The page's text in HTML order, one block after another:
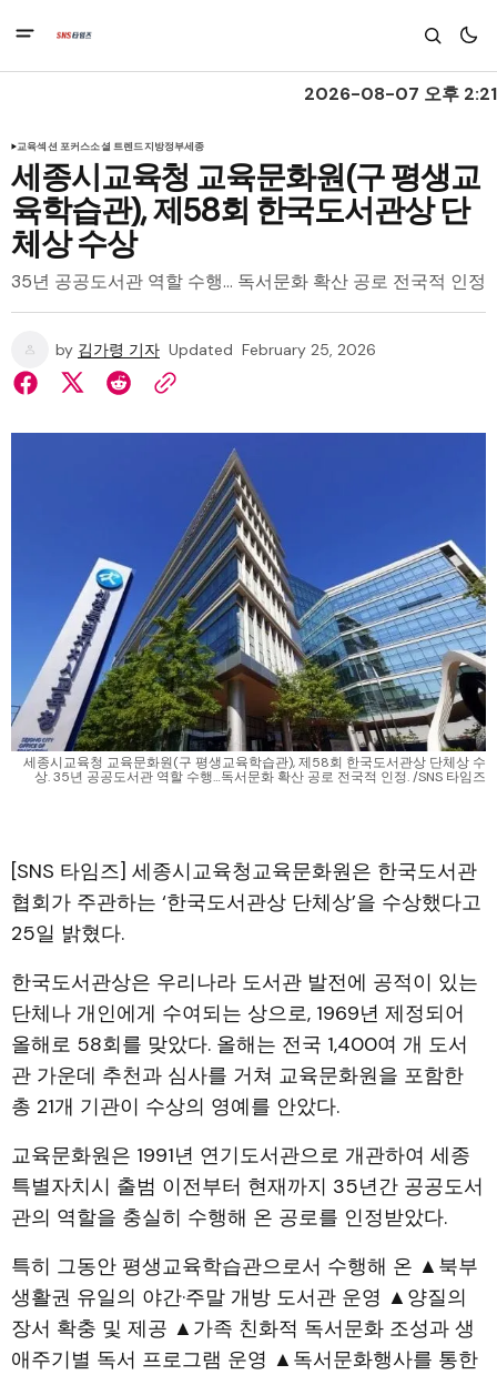
2026-08-07 오후 2:21
교육섹션 포커스소셜 트렌드지방정부세종
세종시교육청 교육문화원(구 평생교
육학습관), 제58회 한국도서관상 단
체상 수상
35년 공공도서관 역할 수행… 독서문화 확산 공로 전국적 인정
by 김가령 기자 Updated February 25, 2026
세종시교육청 교육문화원(구 평생교육학습관), 제58회 한국도서관상 단체상 수
상. 35년 공공도서관 역할 수행…독서문화 확산 공로 전국적 인정. /SNS 타임즈
[SNS 타임즈] 세종시교육청교육문화원은 한국도서관
협회가 주관하는 ‘한국도서관상 단체상’을 수상했다고
25일 밝혔다.
한국도서관상은 우리나라 도서관 발전에 공적이 있는
단체나 개인에게 수여되는 상으로, 1969년 제정되어
올해로 58회를 맞았다. 올해는 전국 1,400여 개 도서
관 가운데 추천과 심사를 거쳐 교육문화원을 포함한
총 21개 기관이 수상의 영예를 안았다.
교육문화원은 1991년 연기도서관으로 개관하여 세종
특별자치시 출범 이전부터 현재까지 35년간 공공도서
관의 역할을 충실히 수행해 온 공로를 인정받았다.
특히 그동안 평생교육학습관으로서 수행해 온 ▲북부
생활권 유일의 야간·주말 개방 도서관 운영 ▲양질의
장서 확충 및 제공 ▲가족 친화적 독서문화 조성과 생
애주기별 독서 프로그램 운영 ▲독서문화행사를 통한